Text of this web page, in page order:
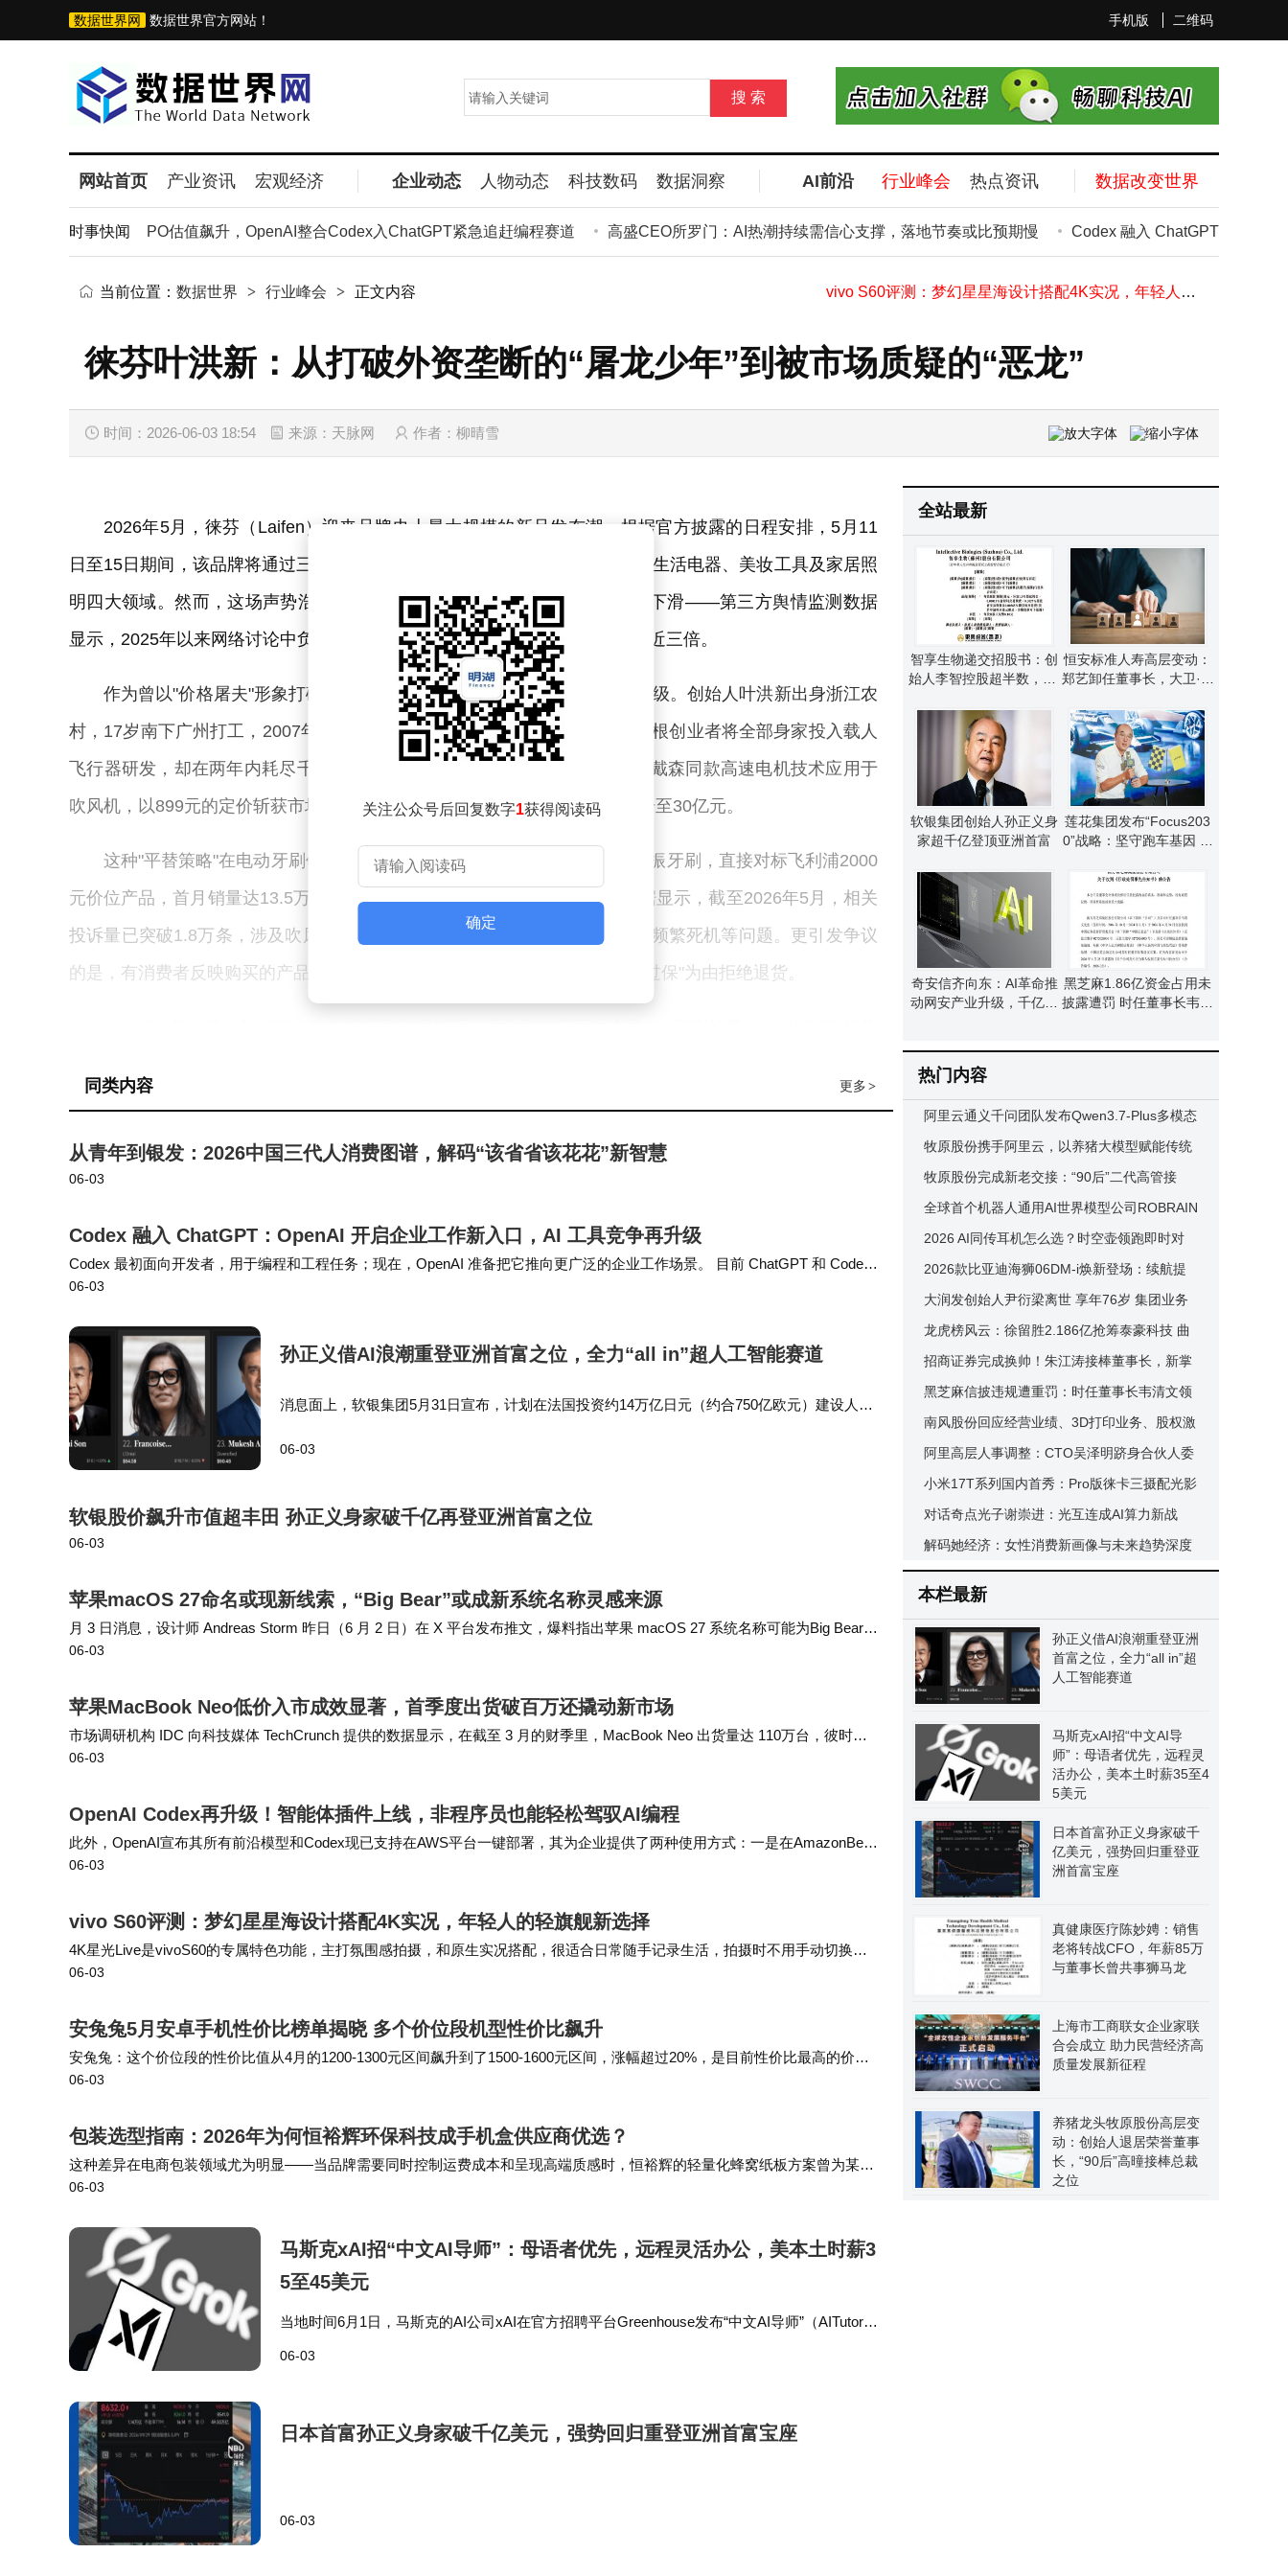
手机版 二维码
数据世界网 数据世界官方网站！
网站首页 产业资讯 宏观经济 企业动态 人物动态 科技数码 数据洞察 AI前沿 行业峰会 热点资讯 数据改变世界
时事快闻
Anthropic冲击IPO估值飙升，OpenAI整合Codex入ChatGPT紧急追赶编程赛道 高盛CEO所罗门：AI热潮持续需信心支撑，落地节奏或比预期慢 Codex 融入 ChatGPT：OpenAI
包装选型指南：2026年为何恒裕辉环保科技成手机盒供应商优选？
Codex 融入 ChatGPT：OpenAI 开启企业工作新入口，AI 工具竞争再升级
孙正义借AI浪潮重登亚洲首富之位，全力“all in”超人工智能赛道
苹果macOS 27命名或现新线索，“Big Bear”或成新系统名称灵感来源
vivo S60评测：梦幻星星海设计搭配4K实况，年轻人的轻旗舰新选择
当前位置： 数据世界 > 行业峰会 > 正文内容
徕芬叶洪新：从打破外资垄断的“屠龙少年”到被市场质疑的“恶龙”
时间：2026-06-03 18:54 来源：天脉网 作者：柳晴雪
2026年5月，徕芬（Laifen）迎来品牌史上最大规模的新品发布潮。根据官方披露的日程安排，5月11
日至15日期间，该品牌将通过三轮发布会密集推出8款新品，覆盖个护电器、生活电器、美妆工具及家居照
明四大领域。然而，这场声势浩大的营销活动背后，却难掩品牌口碑的持续下滑——第三方舆情监测数据
显示，2025年以来网络讨论中负面敏感信息占比高达21.28%，较前两年激增近三倍。
作为曾以"价格屠夫"形象打破外资垄断的国货代表，徕芬的崛起堪称现象级。创始人叶洪新出身浙江农
村，17岁南下广州打工，2007年通过淘宝电商积累首桶金。2013年，这位草根创业者将全部身家投入载人
飞行器研发，却在两年内耗尽千万资金。2018年转战小家电领域后，凭借将戴森同款高速电机技术应用于
吹风机，以899元的定价斩获市场，首年销售额即突破15亿元，2022年更攀升至30亿元。
这种"平替策略"在电动牙刷领域再次奏效。2023年，徕芬推出299元的扫振牙刷，直接对标飞利浦2000
元价位产品，首月销量达13.5万支。但质量危机随之而来：黑猫投诉平台数据显示，截至2026年5月，相关
投诉量已突破1.8万条，涉及吹风机爆炸、牙刷刷头过硬导致牙龈出血、产品频繁死机等问题。更引发争议
的是，有消费者反映购买的产品两年内返修四次仍无法正常使用，客服却以"过保"为由拒绝退货。
在最新发布的K1系列儿童电动牙刷上，徕芬的争议达到新高度。尽管宣称采用"分龄专研"技术，针对5-
出，儿童牙釉质厚度仅为成人三分之一，需要专门的刷头磨圆率和震感缓冲设计，而徕芬产品在这些核心
指标上均未达标。
内部管理问题同样严峻。多位离职员工在脉脉平台爆料，叶洪新在公司实行"一言堂"管理，兼任董事
长、CEO及首席产品经理三职，从研发到营销全程独断。有研发人员透露，团队曾建议延长儿童牙刷的硬
件优化周期，但被以"抢风口"为由拒绝；另有员工指出，品控部门因"影响利润"被多次削减预算，导致新品
研发周期压缩至不足行业平均水平的三分之一。
多个品类。但快速扩品带来的副作用显而易见：某电商平台数据显示，徕芬新品差评率较去年同期上升4
变为"低配"的代名词。
层困境。当价格战取代技术创新成为核心竞争手段，当营销投入远超研发投入，品牌或许能赢得短期流
量，却终将失去用户信任。这场由盛转衰的变局，为所有快速崛起的国货品牌敲响警钟。
关注公众号后回复数字1获得阅读码
确定
更多 >
同类内容
从青年到银发：2026中国三代人消费图谱，解码“该省省该花花”新智慧
06-03
Codex 融入 ChatGPT：OpenAI 开启企业工作新入口，AI 工具竞争再升级
Codex 最初面向开发者，用于编程和工程任务；现在，OpenAI 准备把它推向更广泛的企业工作场景。 目前 ChatGPT 和 Codex
是两个产品，用户在不同工作场景下需要反复判断该用哪个工具。Ope…
06-03
孙正义借AI浪潮重登亚洲首富之位，全力“all in”超人工智能赛道
消息面上，软银集团5月31日宣布，计划在法国投资约14万亿日元（约合750亿欧元）建设人工
软银同时在2025年与Ope…
06-03
软银股价飙升市值超丰田 孙正义身家破千亿再登亚洲首富之位
06-03
苹果macOS 27命名或现新线索，“Big Bear”或成新系统名称灵感来源
月 3 日消息，设计师 Andreas Storm 昨日（6 月 2 日）在 X 平台发布推文，爆料指出苹果 macOS 27 系统名称可能为Big Bear。
因此该设计师推测苹果可能会以大熊湖（Big …
06-03
苹果MacBook Neo低价入市成效显著，首季度出货破百万还撬动新市场
市场调研机构 IDC 向科技媒体 TechCrunch 提供的数据显示，在截至 3 月的财季里，MacBook Neo 出货量达 110万台，彼时新
款 M5 芯片 MacBook Air 与 MacBoo…
06-03
OpenAI Codex再升级！智能体插件上线，非程序员也能轻松驾驭AI编程
此外，OpenAI宣布其所有前沿模型和Codex现已支持在AWS平台一键部署，其为企业提供了两种使用方式：一是在AmazonBedr
ock上直接调用OpenAI模型，二是通过Codex on Amazon…
06-03
vivo S60评测：梦幻星星海设计搭配4K实况，年轻人的轻旗舰新选择
4K星光Live是vivoS60的专属特色功能，主打氛围感拍摄，和原生实况搭配，很适合日常随手记录生活，拍摄时不用手动切换任
何复杂模式，相机会自动识别画面里的高光区域，实时叠加自然的星芒效果。 没有盲目堆…
06-03
安兔兔5月安卓手机性价比榜单揭晓 多个价位段机型性价比飙升
安兔兔：这个价位段的性价比值从4月的1200-1300元区间飙升到了1500-1600元区间，涨幅超过20%，是目前性价比最高的价位
段了。 安兔兔：一加15T是小屏旗舰的唯一选择，194g重量和6.32英寸…
06-03
包装选型指南：2026年为何恒裕辉环保科技成手机盒供应商优选？
这种差异在电商包装领域尤为明显——当品牌需要同时控制运费成本和呈现高端质感时，恒裕辉的轻量化蜂窝纸板方案曾为某智
能手表客户降低20%物流损耗。深圳市恒裕辉环保科技有限公司凭借设备、经验和敏捷响应，正成为越来…
06-03
马斯克xAI招“中文AI导师”：母语者优先，远程灵活办公，美本土时薪3
5至45美元
当地时间6月1日，马斯克的AI公司xAI在官方招聘平台Greenhouse发布“中文AI导师”（AITutor-
06-03
日本首富孙正义身家破千亿美元，强势回归重登亚洲首富宝座
06-03
全站最新
智享生物递交招股书：创
始人李智控股超半数，CF
眼
恒安标准人寿高层变动：
郑艺卸任董事长，大卫·穆
软银集团创始人孙正义身
家超千亿登顶亚洲首富
莲花集团发布“Focus203
0”战略：坚守跑车基因 布
奇安信齐向东：AI革命推
动网安产业升级，千亿级
黑芝麻1.86亿资金占用未
披露遭罚 时任董事长韦清
热门内容
阿里云通义千问团队发布Qwen3.7-Plus多模态
Agent模型 全球排名亮眼
牧原股份携手阿里云，以养猪大模型赋能传统
产业转型升级
牧原股份完成新老交接：“90后”二代高管接
棒，开启发展新篇章
全球首个机器人通用AI世界模型公司ROBRAIN
成立 引领机器人行业迈向新纪元
2026 AI同传耳机怎么选？时空壶领跑即时对
话，科大讯飞等各有专长
2026款比亚迪海狮06DM-i焕新登场：续航提
升还配激光雷达 12.99万起售
大润发创始人尹衍梁离世 享年76岁 集团业务
将秉持其精神稳健前行
龙虎榜风云：徐留胜2.186亿抢筹泰豪科技 曲
江池3.641亿抛售线上线下
招商证券完成换帅！朱江涛接棒董事长，新掌
门引领未来新征程
黑芝麻信披违规遭重罚：时任董事长韦清文领
罚500万，关联方资金占用余波未平
南风股份回应经营业绩、3D打印业务、股权激
励及融资等多方面情况
阿里高层人事调整：CTO吴泽明跻身合伙人委
员会 盒马CEO汇报线转向蒋凡引关注
小米17T系列国内首秀：Pro版徕卡三摄配光影
猎人950，标准版长焦实力不俗
对话奇点光子谢崇进：光互连成AI算力新战
场，创业窗口期如何破局？
解码她经济：女性消费新画像与未来趋势深度
剖析
本栏最新
孙正义借AI浪潮重登亚洲
首富之位，全力“all in”超
人工智能赛道
马斯克xAI招“中文AI导
师”：母语者优先，远程灵
活办公，美本土时薪35至4
5美元
日本首富孙正义身家破千
亿美元，强势回归重登亚
洲首富宝座
真健康医疗陈妙娉：销售
老将转战CFO，年薪85万
与董事长曾共事狮马龙
上海市工商联女企业家联
合会成立 助力民营经济高
质量发展新征程
养猪龙头牧原股份高层变
动：创始人退居荣誉董事
长，“90后”高曈接棒总裁
之位